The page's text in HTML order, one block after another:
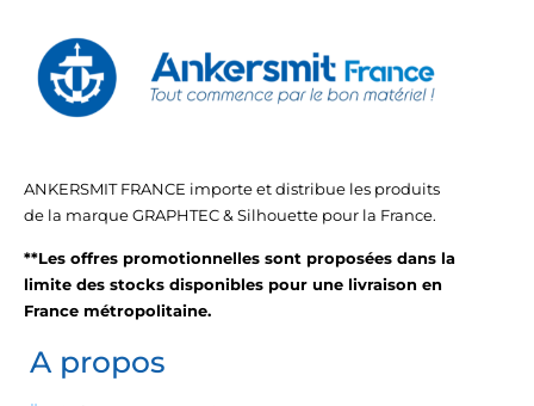
ANKERSMIT FRANCE importe et distribue les produits
de la marque GRAPHTEC & Silhouette pour la France.
**Les offres promotionnelles sont proposées dans la
limite des stocks disponibles pour une livraison en
France métropolitaine.
A propos